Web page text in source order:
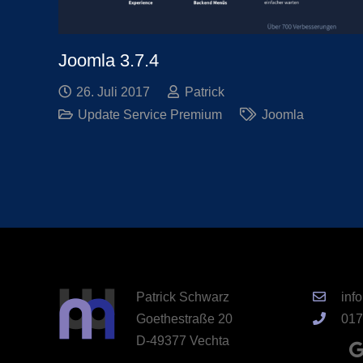
Joomla 3.7.4
26. Juli 2017
Patrick
Update Service Premium
Joomla
Patrick Schwarz
Goethestraße 20
D-49377 Vechta